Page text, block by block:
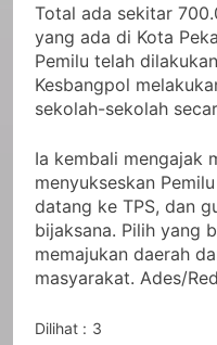
Total ada sekitar
yang ada di Kota
Pemilu telah
Kesbangpol
sekolah-sekolah
Ia kembali mengajak
menyukseskan
datang ke TPS, dan
bijaksana. Pilih yang
memajukan daerah
masyarakat. Ades/Red
Dilihat : 3